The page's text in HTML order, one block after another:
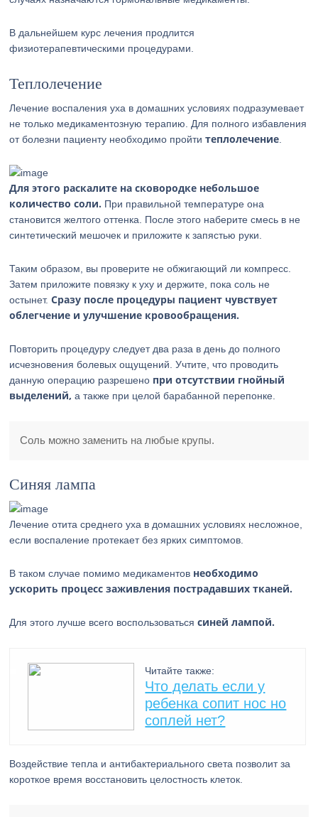
В дальнейшем курс лечения продлится
физиотерапевтическими процедурами.
Теплолечение
Лечение воспаления уха в домашних условиях подразумевает
не только медикаментозную терапию. Для полного избавления
от болезни пациенту необходимо пройтитеплолечение
Для этого раскалите на сковородке небольшое
количество соли. При правильной температуре она
становится желтого оттенка. После этого наберите смесь в не
синтетический мешочек и приложите к запястью руки.
Таким образом, вы проверите не обжигающий ли компресс.
Затем приложите повязку к уху и держите, пока соль не
остынет.Сразу после процедуры пациент чувствует
облегчение и улучшение кровообращения.
Повторить процедуру следует два раза в день до полного
исчезновения болевых ощущений. Учтите, что проводить
данную операцию разрешено при отсутствии гнойный
выделений, а также при целой барабанной перепонке.
Соль можно заменить на любые крупы.
Синяя лампа
Лечение отита среднего уха в домашних условиях несложное,
если воспаление протекает без ярких симптомов.
В таком случае помимо медикаментов необходимо
ускорить процесс заживления пострадавших тканей.
Для этого лучше всего воспользоватьсясиней лампой.
Читайте также:
Что делать если у
ребенка сопит нос но
соплей нет?
Воздействие тепла и антибактериального света позволит за
короткое время восстановить целостность клеток.